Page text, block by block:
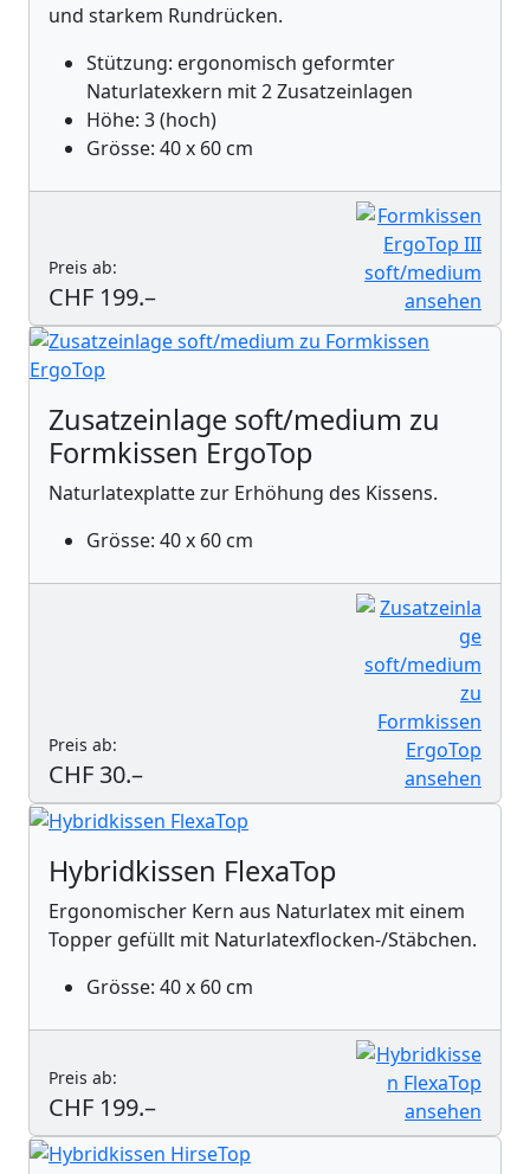
und starkem Rundrücken.
Stützung: ergonomisch geformter
Naturlatexkern mit 2 Zusatzeinlagen
Höhe: 3 (hoch)
Grösse: 40 x 60 cm
Preis ab:
CHF 199.–
Zusatzeinlage soft/medium zu
Formkissen ErgoTop
Naturlatexplatte zur Erhöhung des Kissens.
Grösse: 40 x 60 cm
Preis ab:
CHF 30.–
Hybridkissen FlexaTop
Ergonomischer Kern aus Naturlatex mit einem
Topper gefüllt mit Naturlatexflocken-/Stäbchen.
Grösse: 40 x 60 cm
Preis ab:
CHF 199.–